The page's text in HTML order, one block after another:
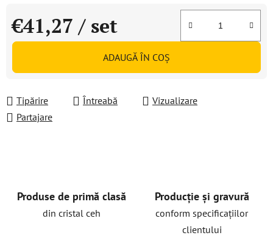
€41,27 / set
Evaluare preţ:
ADAUGĂ ÎN COŞ
Tipărire Întreabă
Vizualizare
Partajare
Produse de primă clasă
din cristal ceh
Producție și gravură
conform specificațiilor
clientului